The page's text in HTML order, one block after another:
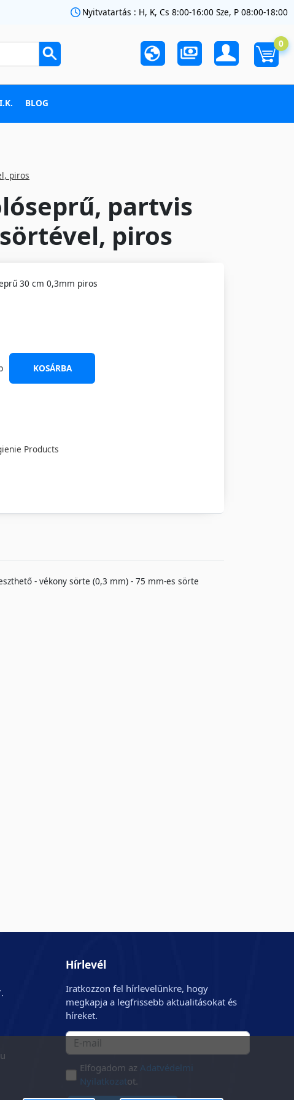
Nyitvatartás : H, K, Cs 8:00-16:00 Sze, P 08:00-18:00
0
BLOG
piros
partvis
piros
30 cm 0,3mm piros
KOSÁRBA
Products
- vékony sörte (0,3 mm) - 75 mm-es sörte
Hírlevél
Iratkozzon fel hírlevelünkre, hogy
megkapja a legfrissebb aktualitásokat és
híreket.
Elfogadom az Adatvédelmi
Nyilatkozatot.